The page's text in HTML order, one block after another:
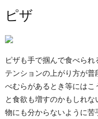
ピザ
ピザも手で掴んで食べら
テンションの上がり方が
べむらがあるとき等には
と食欲も増すのかもしれ
物にも分からないように